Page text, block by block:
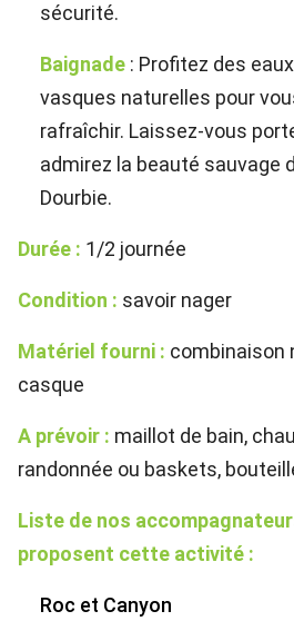
sécurité.
Baignade : Profitez des
vasques naturelles pour
rafraîchir. Laissez-vous
admirez la beauté sauvage
Dourbie.
Durée : 1/2 journée
Condition : savoir nager
Matériel fourni : combinaison
casque
A prévoir : maillot de bain,
randonnée ou baskets,
Liste de nos
proposent cette activité :
Roc et Canyon